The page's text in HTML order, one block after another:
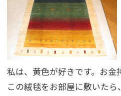
私は、黄色が好きです。お金
この絨毯をお部屋に敷いた